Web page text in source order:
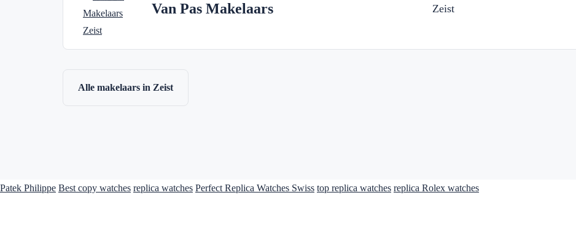
Van Pas Makelaars Zeist
Alle makelaars in Zeist
Patek Philippe Best copy watches replica watches Perfect Replica Watches Swiss top replica watches replica Rolex watches